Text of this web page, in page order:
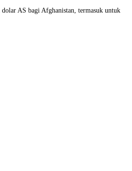
AS bagi Afghanistan, termasuk untuk